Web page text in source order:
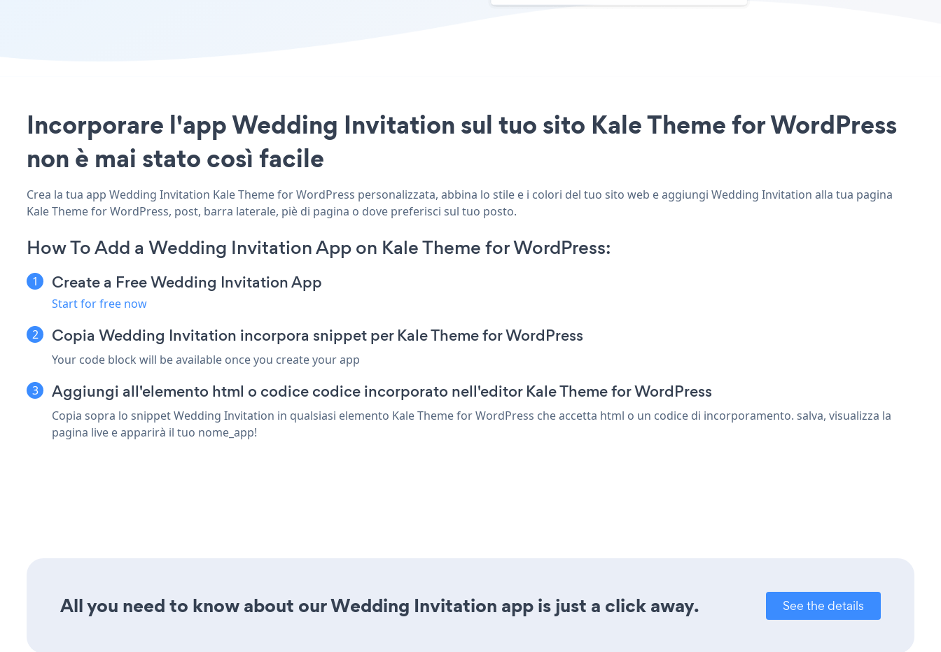
Incorporare l'app Wedding Invitation sul tuo sito Kale Theme for WordPress
non è mai stato così facile
Crea la tua app Wedding Invitation Kale Theme for WordPress personalizzata, abbina lo stile e i colori del tuo sito web e aggiungi Wedding Invitation alla tua pagina
Kale Theme for WordPress, post, barra laterale, piè di pagina o dove preferisci sul tuo posto.
How To Add a Wedding Invitation App on Kale Theme for WordPress:
Create a Free Wedding Invitation App
Start for free now
Copia Wedding Invitation incorpora snippet per Kale Theme for WordPress
Your code block will be available once you create your app
Aggiungi all'elemento html o codice codice incorporato nell'editor Kale Theme for WordPress
Copia sopra lo snippet Wedding Invitation in qualsiasi elemento Kale Theme for WordPress che accetta html o un codice di incorporamento. salva, visualizza la
pagina live e apparirà il tuo nome_app!
All you need to know about our Wedding Invitation app is just a click away. See the details